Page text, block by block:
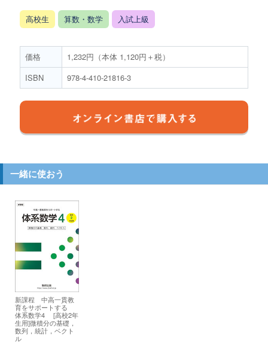
高校生 算数・数学 入試上級
価格
1,232円（本体 1,120円＋税）
ISBN
978-4-410-21816-3
一緒に使おう
新課程 中高一貫教
育をサポートする
体系数学4 [高校2年
生用]微積分の基礎，
数列，統計，ベクト
ル